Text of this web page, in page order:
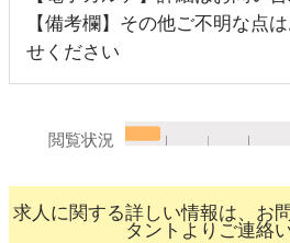
【備考欄】その他ご不明な点
せください
閲覧状況
求人に関する詳しい情報は、お
タントよりご連絡